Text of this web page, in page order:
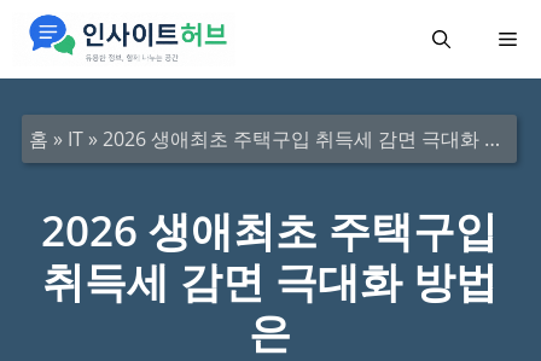
메
홈 » IT »2026 생애최초 주택구입 취득세 감면 극대화 방법은
2026 생애최초 주택구입
취득세 감면 극대화 방법
은